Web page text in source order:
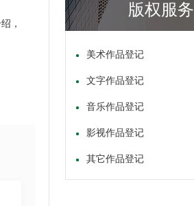
，
版权服务
美术作品登记
文字作品登记
音乐作品登记
影视作品登记
其它作品登记